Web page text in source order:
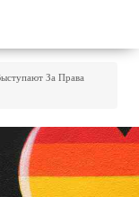
За Права